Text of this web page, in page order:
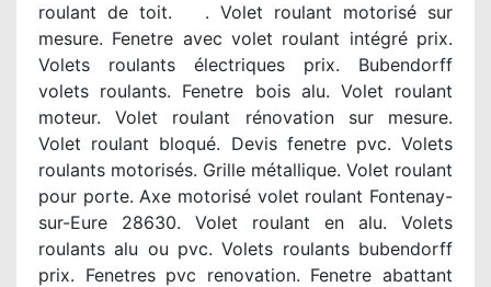
roulant de toit. . Volet roulant motorisé sur
mesure. Fenetre avec volet roulant intégré prix.
Volets roulants électriques prix. Bubendorff
volets roulants. Fenetre bois alu. Volet roulant
moteur. Volet roulant rénovation sur mesure.
Volet roulant bloqué. Devis fenetre pvc. Volets
roulants motorisés. Grille métallique. Volet roulant
pour porte. Axe motorisé volet roulant Fontenay-
sur-Eure 28630. Volet roulant en alu. Volets
roulants alu ou pvc. Volets roulants bubendorff
prix. Fenetres pvc renovation. Fenetre abattant